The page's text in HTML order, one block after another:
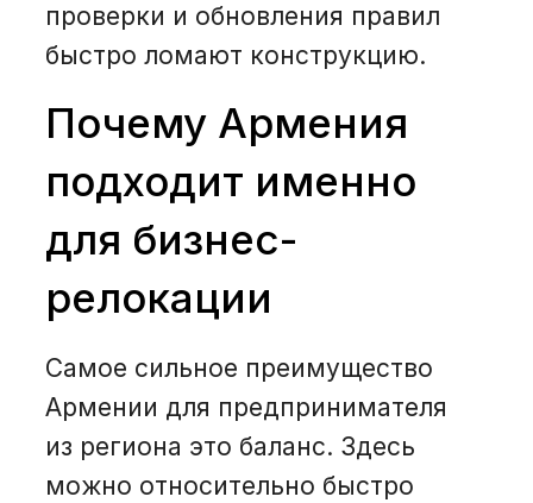
проверки и обновления правил
быстро ломают конструкцию.
Почему Армения
подходит именно
для бизнес-
релокации
Самое сильное преимущество
Армении для предпринимателя
из региона это баланс. Здесь
можно относительно быстро